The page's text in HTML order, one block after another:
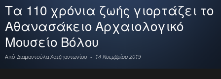
Τα 110 χρόνια ζωής γιορτάζει το
Αθανασάκειο Αρχαιολογικό
Μουσείο Βόλου
Από Διαμαντούλα Χατζηαντωνίου - 14 Νοεμβρίου 2019